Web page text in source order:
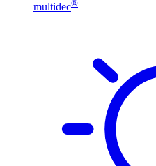
multidec®